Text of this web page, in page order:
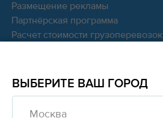
Размещение рекламы
Партнёрская программа
Расчет стоимости грузоперевозок
ВЫБЕРИТЕ ВАШ ГОРОД
Москва